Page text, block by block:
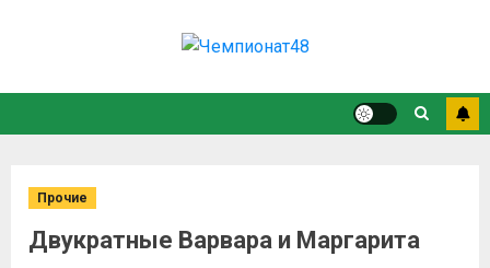
Прочие
Двукратные Варвара и Маргарита